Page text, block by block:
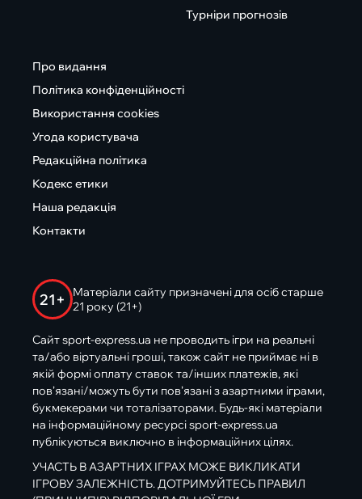
Турніри прогнозів
Про видання
Політика конфіденційності
Використання cookies
Угода користувача
Редакційна політика
Кодекс етики
Наша редакція
Контакти
21+
Матеріали сайту призначені для осіб старше
21 року (21+)
Сайт sport-express.ua не проводить ігри на реальні
та/або віртуальні гроші, також сайт не приймає ні в
якій формі оплату ставок та/інших платежів, які
пов’язані/можуть бути пов’язані з азартними іграми,
букмекерами чи тоталізаторами. Будь-які матеріали
на інформаційному ресурсі sport-express.ua
публікуються виключно в інформаційних цілях.
УЧАСТЬ В АЗАРТНИХ ІГРАХ МОЖЕ ВИКЛИКАТИ
ІГРОВУ ЗАЛЕЖНІСТЬ. ДОТРИМУЙТЕСЬ ПРАВИЛ